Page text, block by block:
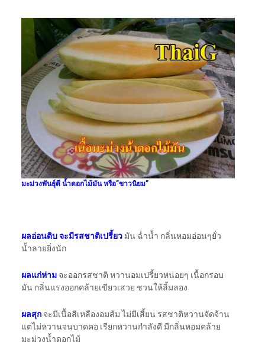
มะม่วงพันธุ์ดี น้ำดอกไม้มัน หรือ”ขาวนิยม”
ผลอ่อนดิบ จะมีรสชาติเปรี้ยวมัน ฉ่ำน้ำ กลิ่นหอมอ่อนๆยั่ว
น้ำลายยิ่งนัก
ผลแก่ห่ามจะออกรสชาติ หวานอมเปรี้ยวหน่อยๆ เนื้อกรอบ
มัน กลิ่นแรงออกคล้ายเขียวเสวย ชวนให้ลิ้มลอง
ผลสุกจะมีเนื้อสีเหลืองอมส้ม ไม่มีเสี้ยน รสชาติหวานจัดจ้าน
แต่ไม่หวานจนบาดคอ เรียกหวานกำลังดี มีกลิ่นหอมคล้าย
มะม่วงน้ำดอกไม้